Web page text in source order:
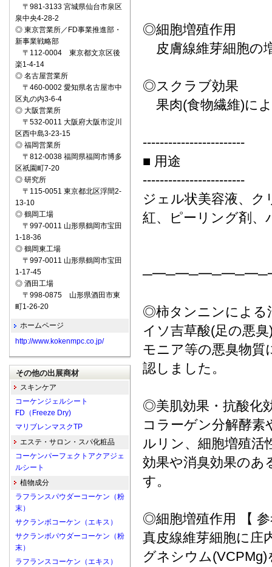
◎細胞増殖作用
皮膚線維芽細胞の
◎スクラブ効果
果肉(食物繊維)に
------------------------
■ 用途
------------------------
ジェル状美容液、
紅、ピーリング剤
◎柿タンニンによる
イソ吉草酸(足の悪
モニア等の悪臭物質
認しました。
◎美肌効果・抗酸化
コラーゲン分解酵
ルリン、細胞増殖活
効果や消臭効果のあ
す。
◎細胞増殖作用 【
真皮線維芽細胞に庄
グネシウム
〒981-3133 宮城県仙台市泉区
泉中央4-28-2
◎ 東京営業所／FD事業推進部・
新事業戦略部
〒112-0004 東京都文京区後
楽1-4-14
◎ 名古屋営業所
〒460-0002 愛知県名古屋市中
区丸の内3-6-4
◎ 大阪営業所
〒532-0011 大阪府大阪市淀川
区西中島3-23-15
◎ 福岡営業所
〒812-0038 福岡県福岡市博多
区祇園町7-20
◎ 研究所
〒115-0051 東京都北区浮間2-
13-10
◎ 鶴岡工場
〒997-0011 山形県鶴岡市宝田
1-18-36
◎ 鶴岡東工場
〒997-0011 山形県鶴岡市宝田
1-17-45
◎ 酒田工場
〒998-0875 山形県酒田市東
町1-26-20
ホームページ
http://www.kokenmpc.co.jp/
その他の出展商材
スキンケア
コーケンジェルシート
FD（Freeze Dry)
マリブレンマスクTP
エステ・サロン・スパ化粧品
コーケンパーフェクトアクアジェ
ルシート
植物成分
ラフランスパウダーコーケン（粉
末）
サクランボコーケン（エキス）
サクランボパウダーコーケン（粉
末）
ラフランスコーケン（エキス）